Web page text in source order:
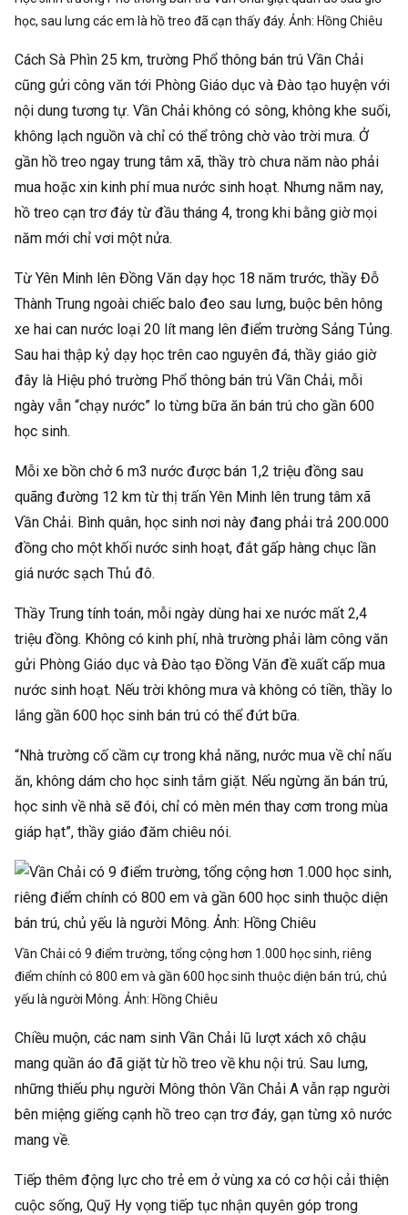
học, sau lưng các em là hồ treo đã cạn thấy đáy. Ảnh: Hồng Chiêu
Cách Sà Phìn 25 km, trường Phổ thông bán trú Vần Chải
cũng gửi công văn tới Phòng Giáo dục và Đào tạo huyện với
nội dung tương tự. Vần Chải không có sông, không khe suối,
không lạch nguồn và chỉ có thể trông chờ vào trời mưa. Ở
gần hồ treo ngay trung tâm xã, thầy trò chưa năm nào phải
mua hoặc xin kinh phí mua nước sinh hoạt. Nhưng năm nay,
hồ treo cạn trơ đáy từ đầu tháng 4, trong khi bằng giờ mọi
năm mới chỉ vơi một nửa.
Từ Yên Minh lên Đồng Văn dạy học 18 năm trước, thầy Đỗ
Thành Trung ngoài chiếc balo đeo sau lưng, buộc bên hông
xe hai can nước loại 20 lít mang lên điểm trường Sảng Tủng.
Sau hai thập kỷ dạy học trên cao nguyên đá, thầy giáo giờ
đây là Hiệu phó trường Phổ thông bán trú Vần Chải, mỗi
ngày vẫn “chạy nước” lo từng bữa ăn bán trú cho gần 600
học sinh.
Mỗi xe bồn chở 6 m3 nước được bán 1,2 triệu đồng sau
quãng đường 12 km từ thị trấn Yên Minh lên trung tâm xã
Vần Chải. Bình quân, học sinh nơi này đang phải trả 200.000
đồng cho một khối nước sinh hoạt, đắt gấp hàng chục lần
giá nước sạch Thủ đô.
Thầy Trung tính toán, mỗi ngày dùng hai xe nước mất 2,4
triệu đồng. Không có kinh phí, nhà trường phải làm công văn
gửi Phòng Giáo dục và Đào tạo Đồng Văn đề xuất cấp mua
nước sinh hoạt. Nếu trời không mưa và không có tiền, thầy lo
lắng gần 600 học sinh bán trú có thể đứt bữa.
“Nhà trường cố cầm cự trong khả năng, nước mua về chỉ nấu
ăn, không dám cho học sinh tắm giặt. Nếu ngừng ăn bán trú,
học sinh về nhà sẽ đói, chỉ có mèn mén thay cơm trong mùa
giáp hạt”, thầy giáo đăm chiêu nói.
Vần Chải có 9 điểm trường, tổng cộng hơn 1.000 học sinh, riêng
điểm chính có 800 em và gần 600 học sinh thuộc diện bán trú, chủ
yếu là người Mông. Ảnh: Hồng Chiêu
Chiều muộn, các nam sinh Vần Chải lũ lượt xách xô chậu
mang quần áo đã giặt từ hồ treo về khu nội trú. Sau lưng,
những thiếu phụ người Mông thôn Vần Chải A vẫn rạp người
bên miệng giếng cạnh hồ treo cạn trơ đáy, gạn từng xô nước
mang về.
Tiếp thêm động lực cho trẻ em ở vùng xa có cơ hội cải thiện
cuộc sống, Quỹ Hy vọng tiếp tục nhận quyên góp trong